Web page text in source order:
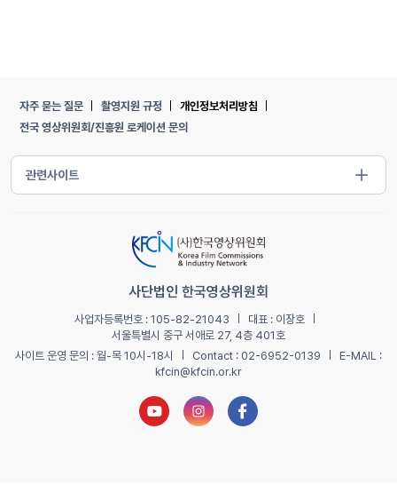
자주 묻는 질문 촬영지원 규정
개인정보처리방침
전국 영상위원회/진흥원 로케이션 문의
사단법인 한국영상위원회
사업자등록번호 : 105-82-21043
대표 : 이장호
서울특별시 중구 서애로 27, 4층 401호
사이트 운영 문의 : 월-목 10시-18시
Contact : 02-6952-0139
E-MAIL :
kfcin@kfcin.or.kr
유튜브 새창열기인스타그램 새창열기
페이스북 새창열기